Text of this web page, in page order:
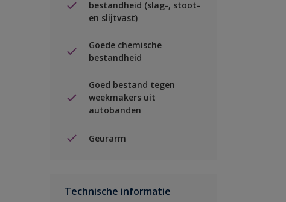
bestandheid (slag-, stoot-
en slijtvast)
Goede chemische
bestandheid
Goed bestand tegen
weekmakers uit
autobanden
Geurarm
Technische informatie